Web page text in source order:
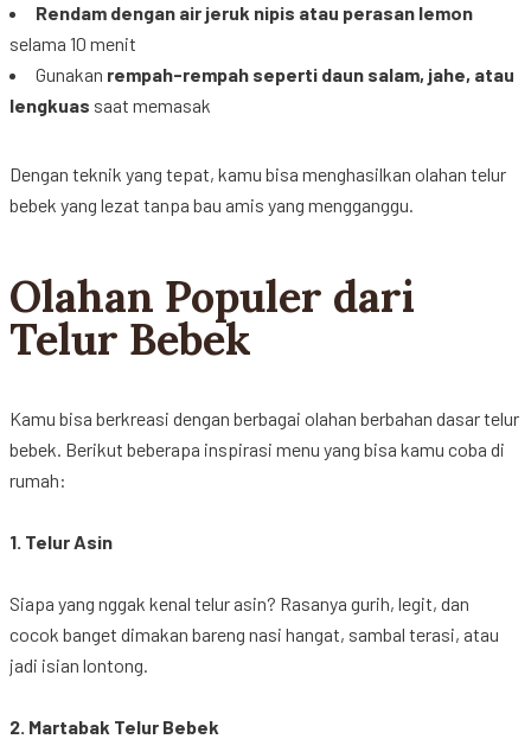
Rendam dengan air jeruk nipis atau perasan lemon
selama 10 menit
Gunakan rempah-rempah seperti daun salam, jahe, atau
lengkuas saat memasak
Dengan teknik yang tepat, kamu bisa menghasilkan olahan telur
bebek yang lezat tanpa bau amis yang mengganggu.
Olahan Populer dari
Telur Bebek
Kamu bisa berkreasi dengan berbagai olahan berbahan dasartelur
bebek. Berikut beberapa inspirasi menu yang bisa kamu coba di
rumah:
1. TelurAsin
Siapa yang nggak kenal telur asin? Rasanya gurih, legit, dan
cocok banget dimakan bareng nasi hangat, sambal terasi, atau
jadi isian lontong.
2. Martabak Telur Bebek